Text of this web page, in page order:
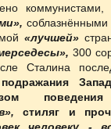
коммунистами,
«лучшей»
300
Сталина
поведения
стиляг и
человеку -